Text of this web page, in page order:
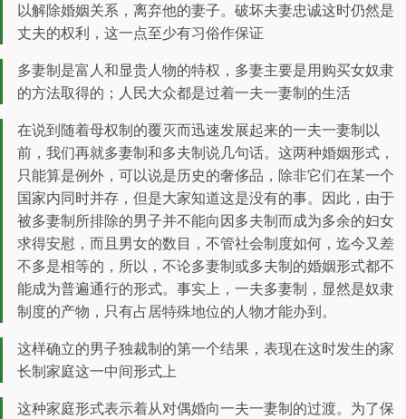
以解除婚姻关系，离弃他的妻子。破坏夫妻忠诚这时仍然是
丈夫的权利，这一点至少有习俗作保证
多妻制是富人和显贵人物的特权，多妻主要是用购买女奴隶
的方法取得的；人民大众都是过着一夫一妻制的生活
在说到随着母权制的覆灭而迅速发展起来的一夫一妻制以
前，我们再就多妻制和多夫制说几句话。这两种婚姻形式，
只能算是例外，可以说是历史的奢侈品，除非它们在某一个
国家内同时并存，但是大家知道这是没有的事。因此，由于
被多妻制所排除的男子并不能向因多夫制而成为多余的妇女
求得安慰，而且男女的数目，不管社会制度如何，迄今又差
不多是相等的，所以，不论多妻制或多夫制的婚姻形式都不
能成为普遍通行的形式。事实上，一夫多妻制，显然是奴隶
制度的产物，只有占居特殊地位的人物才能办到。
这样确立的男子独裁制的第一个结果，表现在这时发生的家
长制家庭这一中间形式上
这种家庭形式表示着从对偶婚向一夫一妻制的过渡。为了保